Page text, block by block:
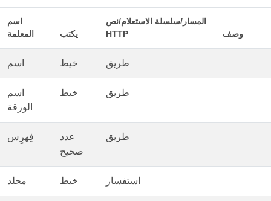
اسم
المعلمة
يكتب
المسار/سلسلة الاستعلام/نص
HTTP
وصف
اسم خيط طريق
اسم
الورقة
خيط طريق
فِهرِس
عدد
صحيح
طريق
مجلد خيط استفسار